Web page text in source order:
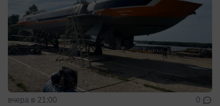
вчера в 21:00 0